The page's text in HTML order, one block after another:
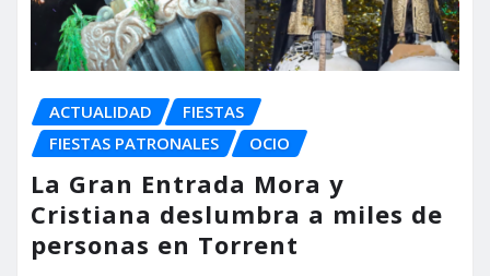
ACTUALIDAD
FIESTAS
FIESTAS PATRONALES
OCIO
La Gran Entrada Mora y
Cristiana deslumbra a miles de
personas en Torrent